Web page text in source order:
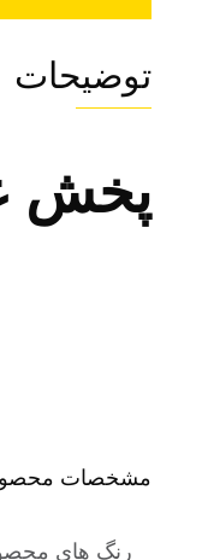
توضیحات
پخش
مشخصات
رنگ های